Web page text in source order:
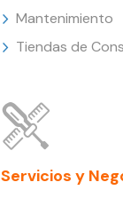
Mantenimiento
Tiendas de
Servicios y